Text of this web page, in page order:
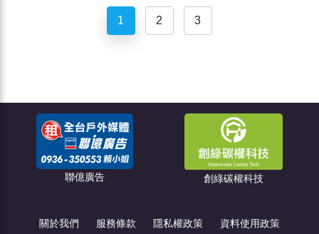
1 2 3
聯億廣告 創綠碳權科技
關於我們 服務條款 隱私權政策 資料使用政策